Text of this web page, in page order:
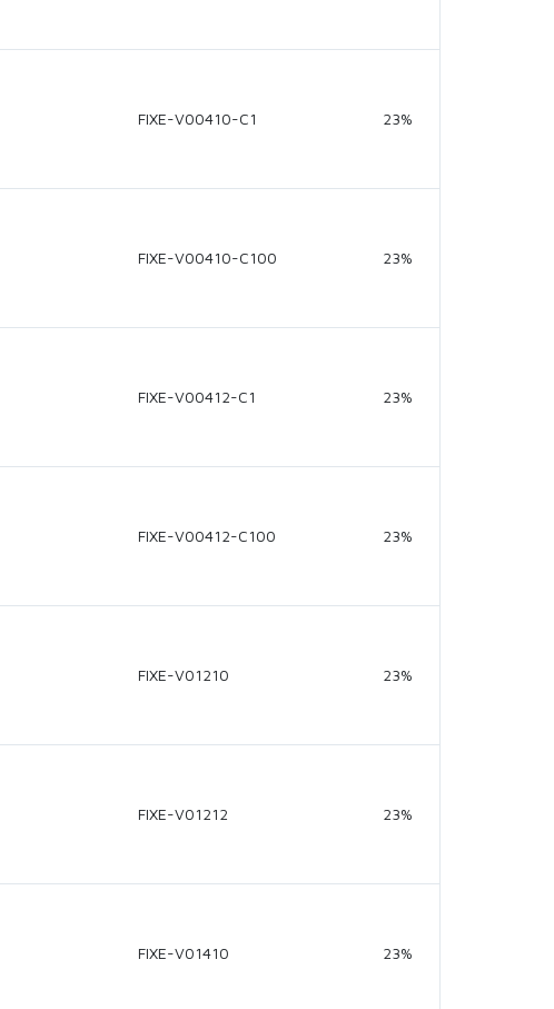
FIXE-V00410-C1 23%
FIXE-V00410-C100 23%
FIXE-V00412-C1 23%
FIXE-V00412-C100 23%
FIXE-V01210 23%
FIXE-V01212 23%
FIXE-V01410 23%